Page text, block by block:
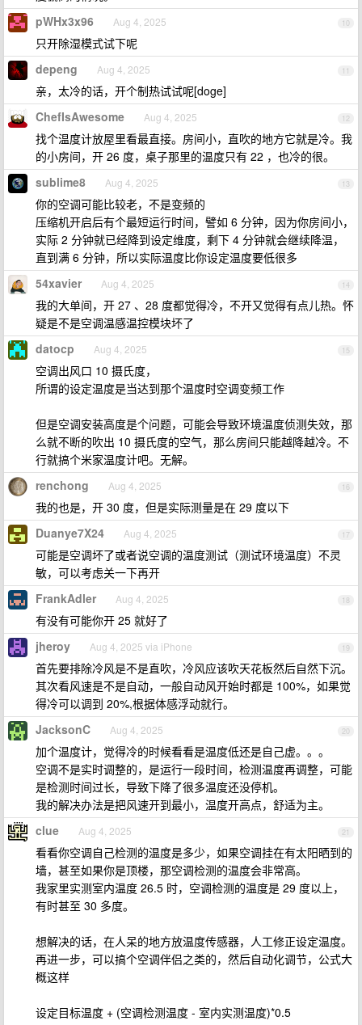
10
pWHx3x96 Aug 4, 2025
只开除湿模式试下呢
11
depeng Aug 4, 2025
亲，太冷的话，开个制热试试呢[doge]
12
ChefIsAwesome Aug 4, 2025
找个温度计放屋里看最直接。房间小，直吹的地方它就是冷。我
的小房间，开 26 度，桌子那里的温度只有 22 ，也冷的很。
13
sublime8 Aug 4, 2025
你的空调可能比较老，不是变频的
压缩机开启后有个最短运行时间，譬如 6 分钟，因为你房间小，
实际 2 分钟就已经降到设定维度，剩下 4 分钟就会继续降温，
直到满 6 分钟，所以实际温度比你设定温度要低很多
14
54xavier Aug 4, 2025
我的大单间，开 27 、28 度都觉得冷，不开又觉得有点儿热。怀
疑是不是空调温感温控模块坏了
15
datocp Aug 4, 2025
空调出风口 10 摄氏度，
所谓的设定温度是当达到那个温度时空调变频工作
但是空调安装高度是个问题，可能会导致环境温度侦测失效，那
么就不断的吹出 10 摄氏度的空气，那么房间只能越降越冷。不
行就搞个米家温度计吧。无解。
16
renchong Aug 4, 2025
我的也是，开 30 度，但是实际测量是在 29 度以下
17
Duanye7X24 Aug 4, 2025
可能是空调坏了或者说空调的温度测试（测试环境温度）不灵
敏，可以考虑关一下再开
18
FrankAdler Aug 4, 2025
有没有可能你开 25 就好了
19
jheroy Aug 4, 2025 via iPhone
首先要排除冷风是不是直吹，冷风应该吹天花板然后自然下沉。
其次看风速是不是自动，一般自动风开始时都是 100%，如果觉
得冷可以调到 20%,根据体感浮动就行。
20
JacksonC Aug 4, 2025
加个温度计，觉得冷的时候看看是温度低还是自己虚。。。
空调不是实时调整的，是运行一段时间，检测温度再调整，可能
是检测时间过长，导致下降了很多温度还没停机。
我的解决办法是把风速开到最小，温度开高点，舒适为主。
21
clue Aug 4, 2025
看看你空调自己检测的温度是多少，如果空调挂在有太阳晒到的
墙，甚至如果你是顶楼，那空调检测的温度会非常高。
我家里实测室内温度 26.5 时，空调检测的温度是 29 度以上，
有时甚至 30 多度。
想解决的话，在人呆的地方放温度传感器，人工修正设定温度。
再进一步，可以搞个空调伴侣之类的，然后自动化调节，公式大
概这样
设定目标温度 + (空调检测温度 - 室内实测温度)*0.5